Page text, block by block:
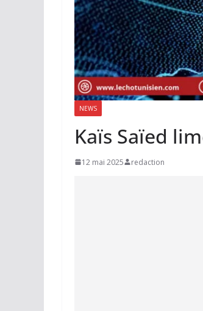
NEWS
Kaïs Saïed
12 mai 2025 redaction